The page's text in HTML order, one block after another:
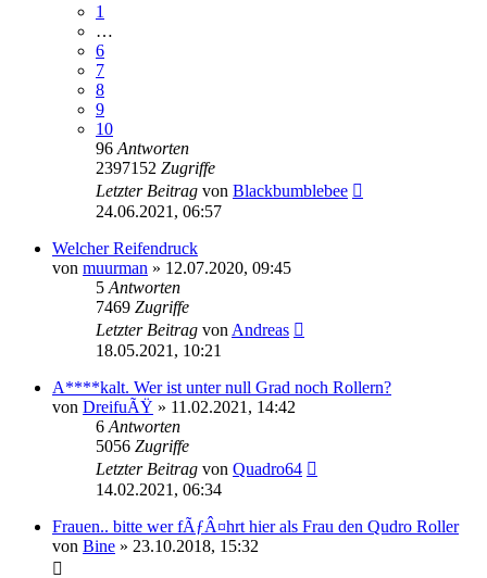
1
…
6
7
8
9
10
96 Antworten
2397152 Zugriffe
Letzter Beitrag von Blackbumblebee
24.06.2021, 06:57
Welcher Reifendruck
von muurman » 12.07.2020, 09:45
5 Antworten
7469 Zugriffe
Letzter Beitrag von Andreas
18.05.2021, 10:21
A****kalt. Wer ist unter null Grad noch Rollern?
von DreifuÃŸ » 11.02.2021, 14:42
6 Antworten
5056 Zugriffe
Letzter Beitrag von Quadro64
14.02.2021, 06:34
Frauen.. bitte wer fÃƒÂ¤hrt hier als Frau den Qudro Roller
von Bine » 23.10.2018, 15:32